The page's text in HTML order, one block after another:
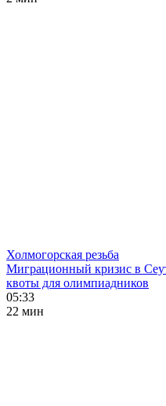
Холмогорская резьба
Миграционный кризис в
квоты для олимпиадников
05:33
22 мин